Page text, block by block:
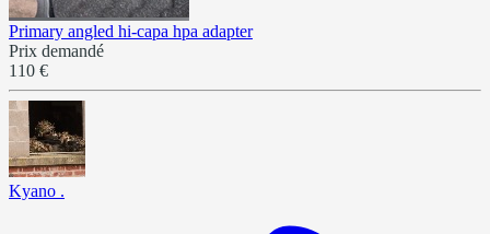
Primary angled hi-capa hpa adapter
Prix demandé
110 €
Kyano .